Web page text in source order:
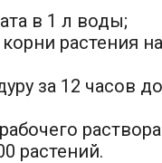
в 1 л воды;
растения на
за 12 часов до
раствора
растений.